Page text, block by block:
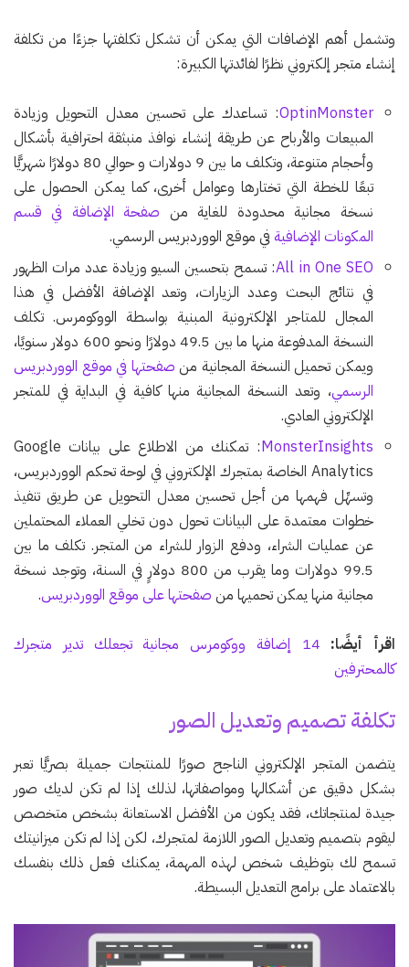
وتشمل أهم الإضافات التي يمكن أن تشكل تكلفتها جزءًا من تكلفة
إنشاء متجر إلكتروني نظرًا لفائدتها الكبيرة:
OptinMonster: تساعدك على تحسين معدل التحويل وزيادة
المبيعات والأرباح عن طريقة إنشاء نوافذ منبثقة احترافية بأشكال
وأحجام متنوعة، وتكلف ما بين 9 دولارات و حوالي 80 دولارًا شهريًّا
تبعًا للخطة التي تختارها وعوامل أخرى، كما يمكن الحصول على
نسخة مجانية محدودة للغاية من صفحة الإضافة في قسم
المكونات الإضافية في موقع الووردبريس الرسمي.
All in One SEO: تسمح بتحسين السيو وزيادة عدد مرات الظهور
في نتائج البحث وعدد الزيارات، وتعد الإضافة الأفضل في هذا
المجال للمتاجر الإلكترونية المبنية بواسطة الووكومرس. تكلف
النسخة المدفوعة منها ما بين 49.5 دولارًا ونحو 600 دولار سنويًا،
ويمكن تحميل النسخة المجانية من صفحتها في موقع الووردبريس
الرسمي، وتعد النسخة المجانية منها كافية في البداية في للمتجر
الإلكتروني العادي.
MonsterInsights
: تمكنك من الاطلاع على بيانات Google
Analytics الخاصة بمتجرك الإلكتروني في لوحة تحكم الووردبريس،
وتسهِّل فهمها من أجل تحسين معدل التحويل عن طريق تنفيذ
خطوات معتمدة على البيانات تحول دون تخلي العملاء المحتملين
عن عمليات الشراء، ودفع الزوار للشراء من المتجر. تكلف ما بين
99.5 دولارات وما يقرب من 800 دولارٍ في السنة، وتوجد نسخة
مجانية منها يمكن تحميها من صفحتها على موقع الووردبريس.
اقرأ أيضًا:
14 إضافة ووكومرس مجانية تجعلك تدير متجرك
كالمحترفين
تكلفة تصميم وتعديل الصور
يتضمن المتجر الإلكتروني الناجح صورًا للمنتجات جميلة بصريًّا تعبر
بشكل دقيق عن أشكالها ومواصفاتها، لذلك إذا لم تكن لديك صور
جيدة لمنتجاتك، فقد يكون من الأفضل الاستعانة بشخص متخصص
ليقوم بتصميم وتعديل الصور اللازمة لمتجرك، لكن إذا لم تكن ميزانيتك
تسمح لك بتوظيف شخص لهذه المهمة، يمكنك فعل ذلك بنفسك
بالاعتماد على برامج التعديل البسيطة.